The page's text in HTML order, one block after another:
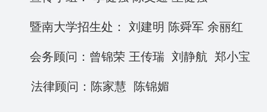
暨南大学招生处： 刘建明 陈舜军 余丽红
会务顾问：曾锦荣 王传瑞 刘静航 郑小宝
法律顾问： 陈家慧 陈锦媚